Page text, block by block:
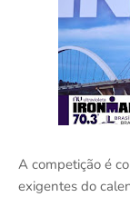
A competição é
exigentes do